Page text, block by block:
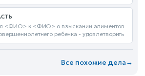
<ФИО> к <ФИО> о взыскании алиментов
ребенка - удовлетворить
Все похожие дела→